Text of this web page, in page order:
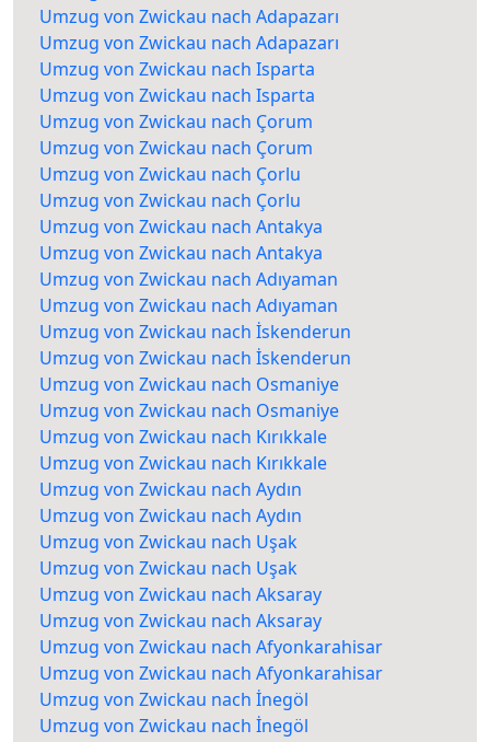
Umzug von Zwickau nach Adapazarı
Umzug von Zwickau nach Adapazarı
Umzug von Zwickau nach Isparta
Umzug von Zwickau nach Isparta
Umzug von Zwickau nach Çorum
Umzug von Zwickau nach Çorum
Umzug von Zwickau nach Çorlu
Umzug von Zwickau nach Çorlu
Umzug von Zwickau nach Antakya
Umzug von Zwickau nach Antakya
Umzug von Zwickau nach Adıyaman
Umzug von Zwickau nach Adıyaman
Umzug von Zwickau nach İskenderun
Umzug von Zwickau nach İskenderun
Umzug von Zwickau nach Osmaniye
Umzug von Zwickau nach Osmaniye
Umzug von Zwickau nach Kırıkkale
Umzug von Zwickau nach Kırıkkale
Umzug von Zwickau nach Aydın
Umzug von Zwickau nach Aydın
Umzug von Zwickau nach Uşak
Umzug von Zwickau nach Uşak
Umzug von Zwickau nach Aksaray
Umzug von Zwickau nach Aksaray
Umzug von Zwickau nach Afyonkarahisar
Umzug von Zwickau nach Afyonkarahisar
Umzug von Zwickau nach İnegöl
Umzug von Zwickau nach İnegöl